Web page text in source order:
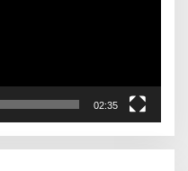
02:35